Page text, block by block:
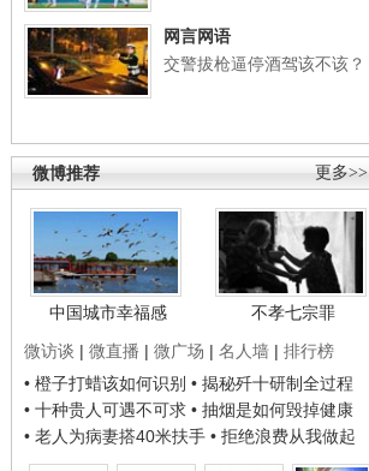
网言网语
交警拔枪逼停酒驾该不该？
更多>>
微博推荐
中国城市幸福感
不孝七宗罪
微访谈 | 微直播 | 微广场 | 名人墙 | 排行榜
• 橙子打蜡该如何识别 • 揭秘歼十研制全过程
• 十种贵人可遇不可求 • 抽烟是如何毁掉健康
• 老人为病妻搭40米扶手 • 拒绝浪费从我做起